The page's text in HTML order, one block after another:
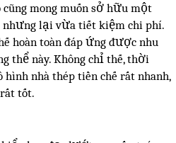
mong muốn sở hữu một
lại vừa tiết kiệm chi phí.
hoàn toàn đáp ứng được nhu
thể này. Không chỉ thế, thời
nhà thép tiền chế rất nhanh,
tốt.